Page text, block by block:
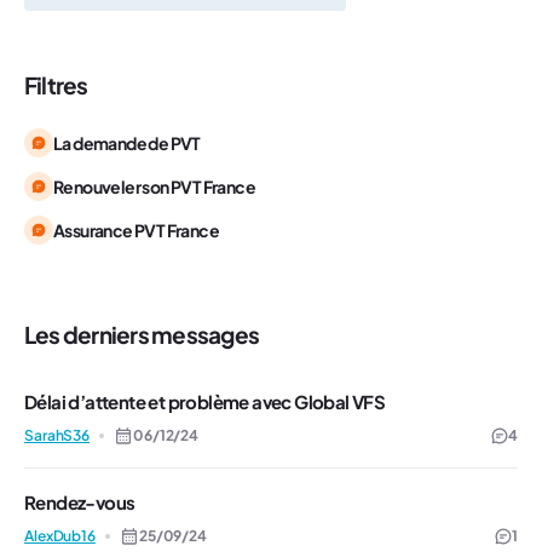
Filtres
La demande de PVT
Renouveler son PVT France
Assurance PVT France
Les derniers messages
Délai d’attente et problème avec Global VFS
SarahS36 06/12/24 4
Rendez-vous
AlexDub16 25/09/24 1